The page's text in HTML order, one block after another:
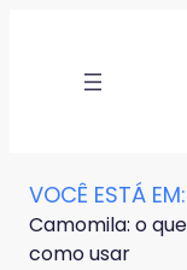
VOCÊ ESTÁ EM:
Camomila: o
como usar